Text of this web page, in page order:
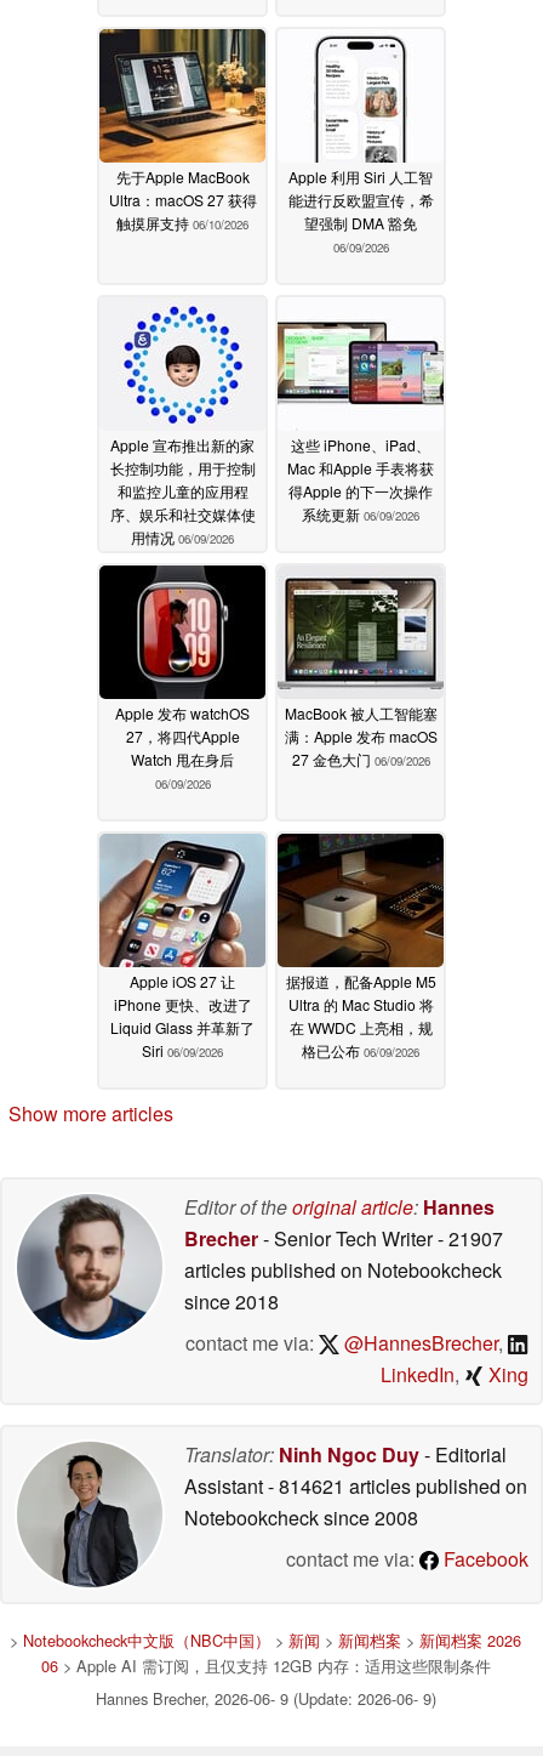
先于Apple MacBook
Ultra：macOS 27 获得
触摸屏支持 06/10/2026
Apple 利用 Siri 人工智
能进行反欧盟宣传，希
望强制 DMA 豁免
06/09/2026
Apple 宣布推出新的家
长控制功能，用于控制
和监控儿童的应用程
序、娱乐和社交媒体使
用情况 06/09/2026
这些 iPhone、iPad、
Mac 和Apple 手表将获
得Apple 的下一次操作
系统更新 06/09/2026
Apple 发布 watchOS
27，将四代Apple
Watch 甩在身后
06/09/2026
MacBook 被人工智能塞
满：Apple 发布 macOS
27 金色大门 06/09/2026
Apple iOS 27 让
iPhone 更快、改进了
Liquid Glass 并革新了
Siri 06/09/2026
据报道，配备Apple M5
Ultra 的 Mac Studio 将
在 WWDC 上亮相，规
格已公布 06/09/2026
Show more articles
Editor of theoriginal article: Hannes
Brecher- Senior Tech Writer- 21907
articles published on Notebookcheck
since 2018
contact me via:
@HannesBrecher,
LinkedIn, Xing
Translator: Ninh Ngoc Duy- Editorial
Assistant- 814621 articles published on
Notebookchecksince 2008
contact me via:
Facebook
> Notebookcheck中文版（NBC中国） > 新闻 > 新闻档案 > 新闻档案 2026
06> Apple AI 需订阅，且仅支持 12GB 内存：适用这些限制条件
Hannes Brecher, 2026-06- 9 (Update: 2026-06- 9)